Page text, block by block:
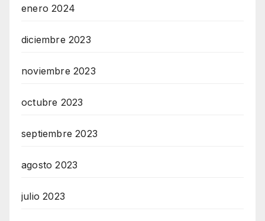
enero 2024
diciembre 2023
noviembre 2023
octubre 2023
septiembre 2023
agosto 2023
julio 2023